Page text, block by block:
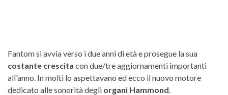
Fantom si avvia verso i due anni di età e prosegue la sua
costante crescita con due/tre aggiornamenti importanti
all'anno. In molti lo aspettavano ed ecco il nuovo motore
dedicato alle sonorità degli organi Hammond